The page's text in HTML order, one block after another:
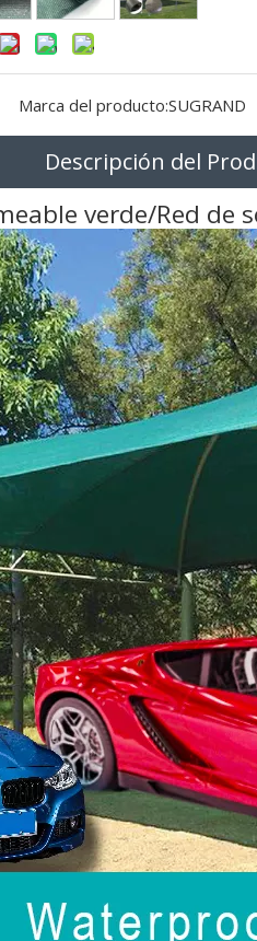
Marca del producto:SUGRAND
Descripción del
verde/Red de